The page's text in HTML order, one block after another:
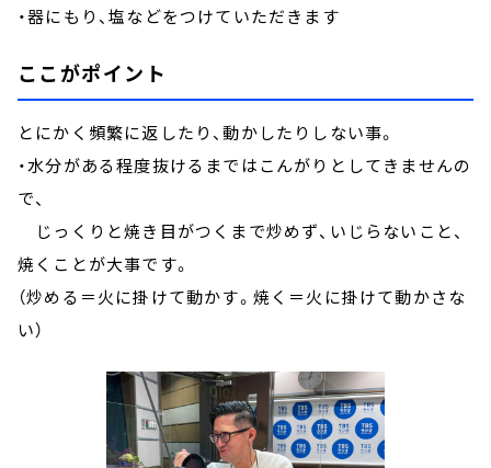
・器にもり、塩などをつけていただきます
ここがポイント
とにかく頻繁に返したり、動かしたりしない事。
・水分がある程度抜けるまではこんがりとしてきませんの
で、
じっくりと焼き目がつくまで炒めず、いじらないこと、
焼くことが大事です。
（炒める＝火に掛けて動かす。焼く＝火に掛けて動かさな
い）